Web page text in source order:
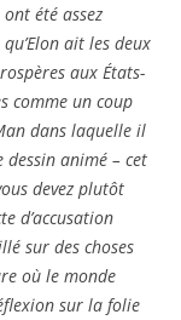
été assez
ait les deux
aux États-
comme un coup
dans laquelle il
dessin animé – cet
devez plutôt
d’accusation
sur des choses
où le monde
sur la folie